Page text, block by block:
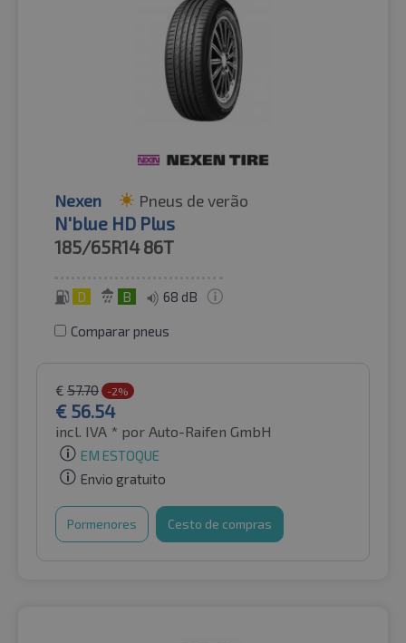
Nexen Pneus de verão
N'blue HD Plus
185/65R14 86T
D B 68 dB
Comparar pneus
€ 57.70 -2%
€ 56.54
incl. IVA * por Auto-Raifen GmbH
EM ESTOQUE
Envio gratuito
Pormenores Cesto de compras